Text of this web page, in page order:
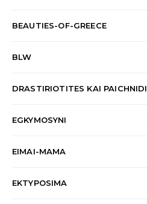
BEAUTIES-OF-GREECE
BLW
DRASTIRIOTITES KAI PAICHNIDI
EGKYMOSYNI
EIMAI-MAMA
EKTYPOSIMA